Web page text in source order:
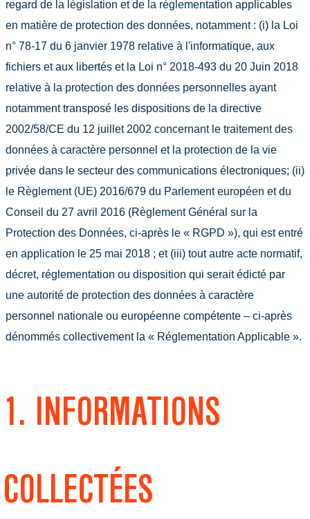
regard de la législation et de la réglementation applicables
en matière de protection des données, notamment : (i) la Loi
n° 78-17 du 6 janvier 1978 relative à l'informatique, aux
fichiers et aux libertés et la Loi n° 2018-493 du 20 Juin 2018
relative à la protection des données personnelles ayant
notamment transposé les dispositions de la directive
2002/58/CE du 12 juillet 2002 concernant le traitement des
données à caractère personnel et la protection de la vie
privée dans le secteur des communications électroniques; (ii)
le Règlement (UE) 2016/679 du Parlement européen et du
Conseil du 27 avril 2016 (Règlement Général sur la
Protection des Données, ci-après le « RGPD »), qui est entré
en application le 25 mai 2018 ; et (iii) tout autre acte normatif,
décret, réglementation ou disposition qui serait édicté par
une autorité de protection des données à caractère
personnel nationale ou européenne compétente – ci-après
dénommés collectivement la « Réglementation Applicable ».
1. INFORMATIONS
COLLECTÉES